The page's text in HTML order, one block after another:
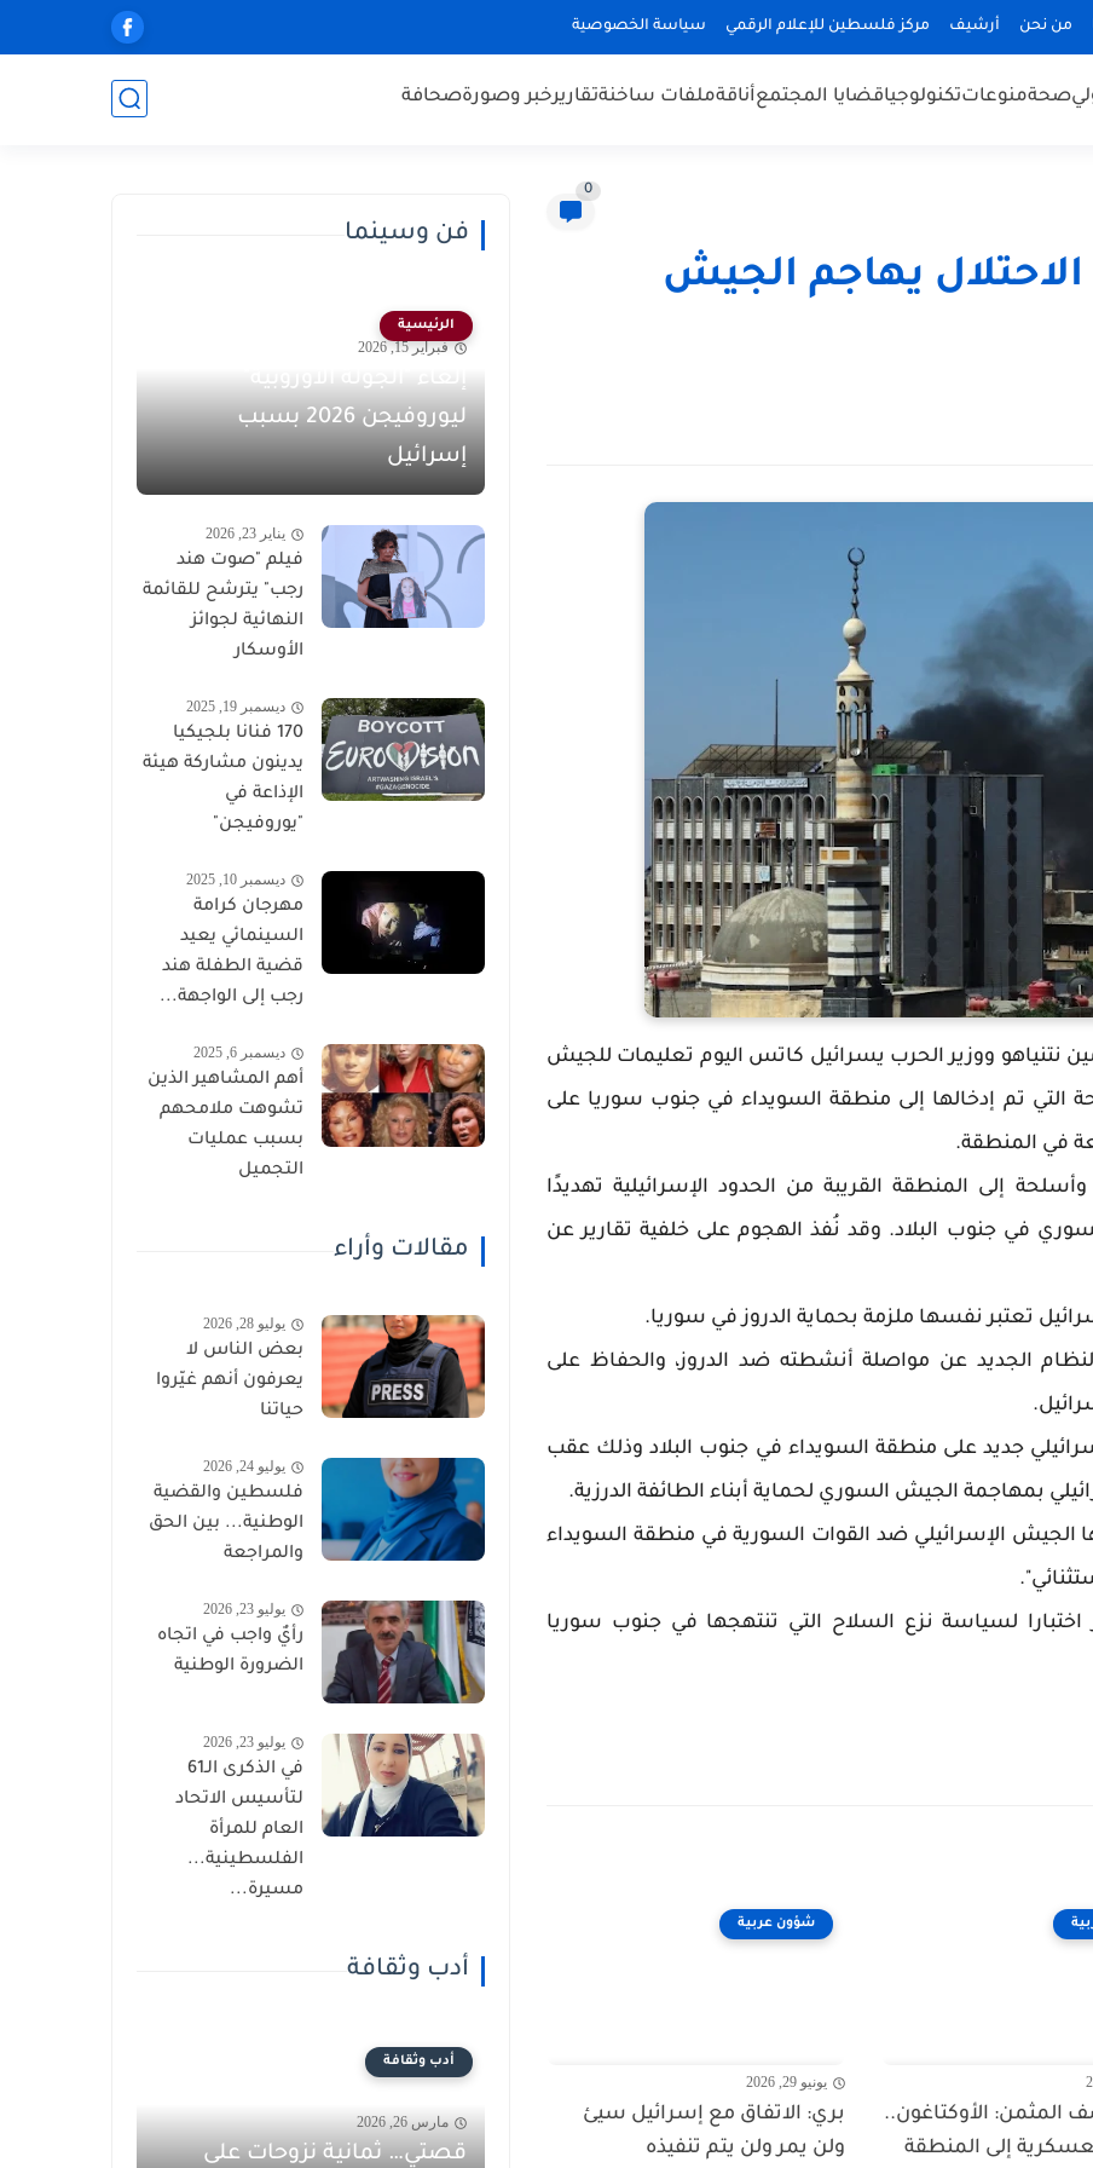
من نحن أرشيف مركز فلسطين للإعلام الرقمي سياسة الخصوصية
صحةمنوعاتتكنولوجياقضايا المجتمعأناقةملفات ساخنةتقاريرخبر وصورةصحافة
0
يهاجم الجيش
بنيامين نتنياهو ووزير الحرب يسرائيل كاتس اليوم تعليمات للجيش
التي تم إدخالها إلى منطقة السويداء في جنوب سوريا على
في المنطقة.
إلى المنطقة القريبة من الحدود الإسرائيلية تهديدًا
في جنوب البلاد. وقد نُفذ الهجوم على خلفية تقارير عن
تعتبر نفسها ملزمة بحماية الدروز في سوريا.
الجديد عن مواصلة أنشطته ضد الدروز، والحفاظ على
جديد على منطقة السويداء في جنوب البلاد وذلك عقب
بمهاجمة الجيش السوري لحماية أبناء الطائفة الدرزية.
الجيش الإسرائيلي ضد القوات السورية في منطقة السويداء
لسياسة نزع السلاح التي تنتهجها في جنوب سوريا
المثمن: الأوكتاغون..
إلى المنطقة
شؤون عربية
يونيو 29, 2026
بري: الاتفاق مع إسرائيل سيئ
ولن يمر ولن يتم تنفيذه
فن وسينما
الرئيسية
فبراير 15, 2026
إلغاء "الجولة الأوروبية"
ليوروفيجن 2026 بسبب
إسرائيل
يناير 23, 2026
فيلم "صوت هند
رجب" يترشح للقائمة
النهائية لجوائز
الأوسكار
ديسمبر 19, 2025
170 فنانا بلجيكيا
يدينون مشاركة هيئة
الإذاعة في
"يوروفيجن"
ديسمبر 10, 2025
مهرجان كرامة
السينمائي يعيد
قضية الطفلة هند
رجب إلى الواجهة...
ديسمبر 6, 2025
أهم المشاهير الذين
تشوهت ملامحهم
بسبب عمليات
التجميل
مقالات وأراء
يوليو 28, 2026
بعض الناس لا
يعرفون أنهم غيّروا
حياتنا
يوليو 24, 2026
فلسطين والقضية
الوطنية... بين الحق
والمراجعة
يوليو 23, 2026
رأيٌ واجب في اتجاه
الضرورة الوطنية
يوليو 23, 2026
في الذكرى الـ61
لتأسيس الاتحاد
العام للمرأة
الفلسطينية...
مسيرة...
أدب وثقافة
أدب وثقافة
مارس 26, 2026
قصتي… ثمانية نزوحات على